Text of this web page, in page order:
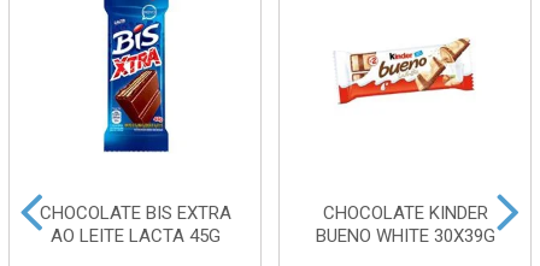
CHOCOLATE BIS EXTRA
AO LEITE LACTA 45G
CHOCOLATE KINDER
BUENO WHITE 30X39G